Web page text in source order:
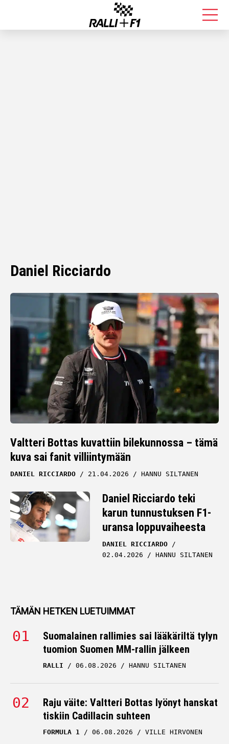
Daniel Ricciardo
Valtteri Bottas kuvattiin bilekunnossa – tämä
kuva sai fanit villiintymään
DANIEL RICCIARDO 21.04.2026 HANNU SILTANEN
Daniel Ricciardo teki
karun tunnustuksen F1-
uransa loppuvaiheesta
DANIEL RICCIARDO
02.04.2026
HANNU SILTANEN
TÄMÄN HETKEN LUETUIMMAT
Suomalainen rallimies sai lääkäriltä tylyn
tuomion Suomen MM-rallin jälkeen
RALLI 06.08.2026 HANNU SILTANEN
Raju väite: Valtteri Bottas lyönyt hanskat
tiskiin Cadillacin suhteen
FORMULA 1 06.08.2026 VILLE HIRVONEN